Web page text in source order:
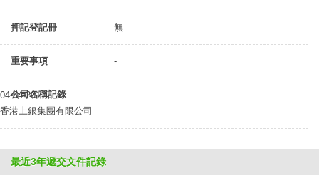
押記登記冊 無
重要事項 -
公司名稱記錄
04-04-2011
香港上銀集團有限公司
最近3年遞交文件記錄